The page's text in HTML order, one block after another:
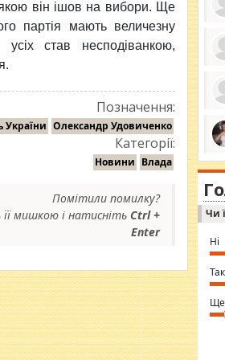
він ішов на вибори. Ще
партія мають величезну
став несподіванкою,
Позначення:
України Олександр Удовиченко
Категорії:
Новини Влада
Помітили помилку?
її мишкою і натисніть Ctrl +
Enter
за
ми
in
⇒
Чи
Ні
Так
Ще